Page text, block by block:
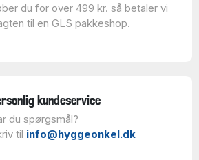
du for over 499 kr. så betaler vi
til en GLS pakkeshop.
kundeservice
du spørgsmål?
til info@hyggeonkel.dk